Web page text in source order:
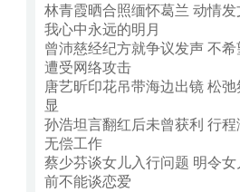
林青霞晒合照缅怀葛兰 动情发
我心中永远的明月
曾沛慈经纪方就争议发声 不希
遭受网络攻击
唐艺昕印花吊带海边出镜 松弛
显
孙浩坦言翻红后未曾获利 行程
无偿工作
蔡少芬谈女儿入行问题 明令女
前不能谈恋爱